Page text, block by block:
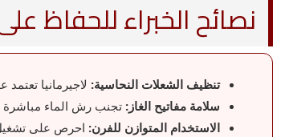
نصائح الخبراء للحفاظ على
تنظيف الشعلات النحاسية: لاجيرمانيا
سلامة مفاتيح الغاز: تجنب رش الماء مباشرة
الاستخدام المتوازن للفرن: احرص على تشغيل